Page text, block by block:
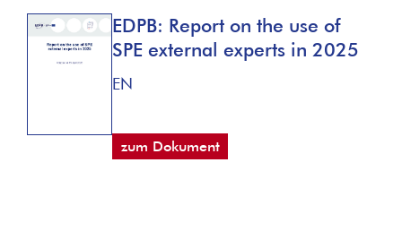
EDPB: Report on the use of
SPE external experts in 2025
EN
zum Dokument